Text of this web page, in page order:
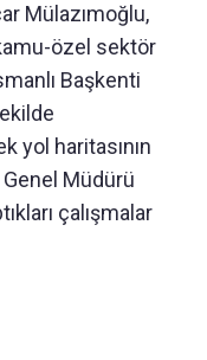
Mülazımoğlu,
özel sektör
Başkenti
yol haritasının
Müdürü
çalışmalar